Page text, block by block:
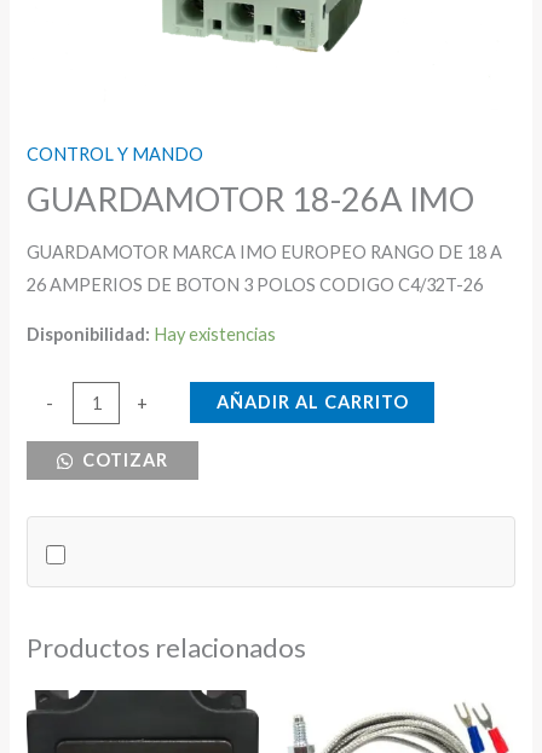
CONTROL Y MANDO
GUARDAMOTOR 18-26A IMO
GUARDAMOTOR MARCA IMO EUROPEO RANGO DE 18 A
26 AMPERIOS DE BOTON 3 POLOS CODIGO C4/32T-26
Disponibilidad: Hay existencias
-
GUARDAMOTOR
26A
+ AÑADIR AL CARRITO
COTIZAR
Productos relacionados